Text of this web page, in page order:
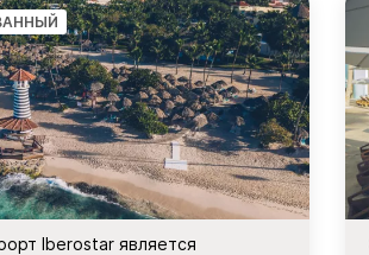
Iberostar является